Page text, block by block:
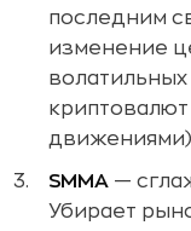
последним
изменение
SMMA —
Убирает